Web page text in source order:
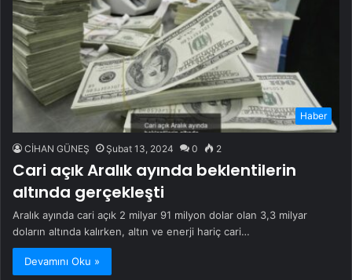
Haber
CİHAN GÜNEŞ Şubat 13, 2024 0 2
Cari açık Aralık ayında beklentilerin
altında gerçekleşti
Aralık ayında cari açık 2 milyar 91 milyon dolar olan 3,3 milyar
doların altında kalırken, altın ve enerji hariç cari…
Devamını Oku »